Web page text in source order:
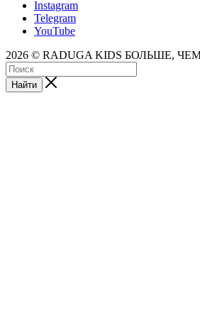
Instagram
Telegram
YouTube
2026 © RADUGA KIDS БОЛЬШЕ,
Найти